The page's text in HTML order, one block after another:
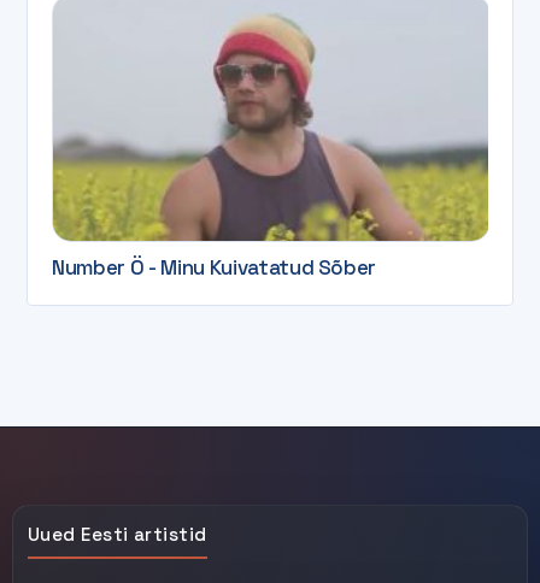
Number Ö - Minu Kuivatatud Sõber
Uued Eesti artistid